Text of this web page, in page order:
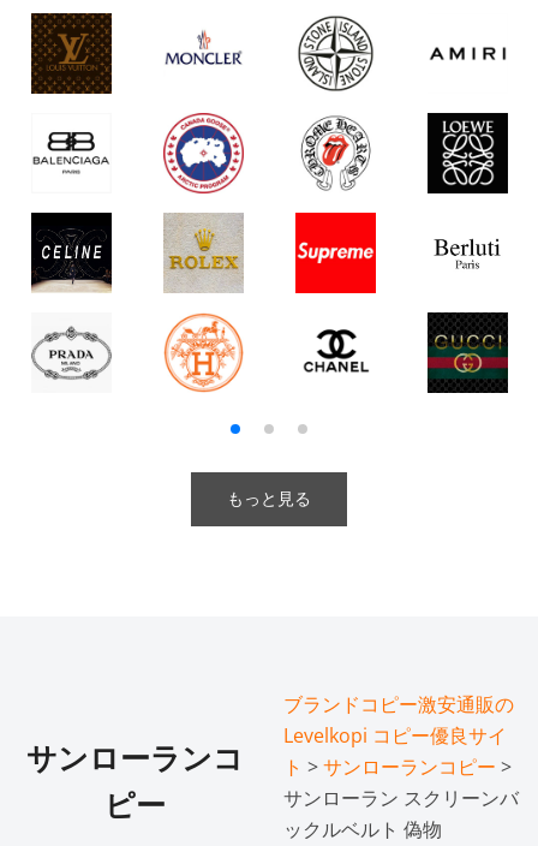
もっと見る
サンローランコ
ピー
ブランドコピー激安通販の
Levelkopi コピー優良サイ
ト >サンローランコピー >
サンローラン スクリーンバ
ックルベルト 偽物